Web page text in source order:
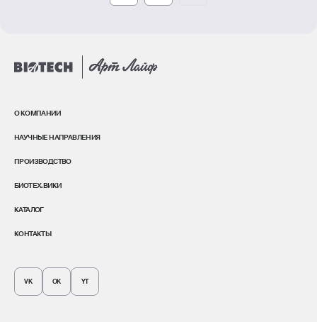
О КОМПАНИИ
НАУЧНЫЕ НАПРАВЛЕНИЯ
ПРОИЗВОДСТВО
БИОТЕХ.ВИКИ
КАТАЛОГ
КОНТАКТЫ
VK OK YT